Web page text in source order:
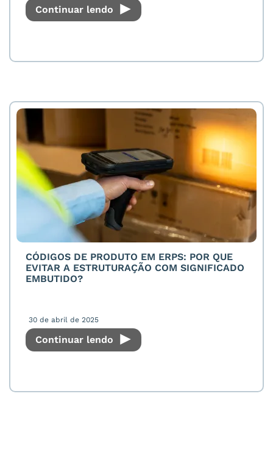
Continuar lendo
CÓDIGOS DE PRODUTO EM ERPS: POR QUE
EVITAR A ESTRUTURAÇÃO COM SIGNIFICADO
EMBUTIDO?
30 de abril de 2025
Continuar lendo